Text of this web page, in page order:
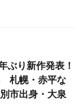
ぶり新作発表！
札幌・赤平な
市出身・大泉